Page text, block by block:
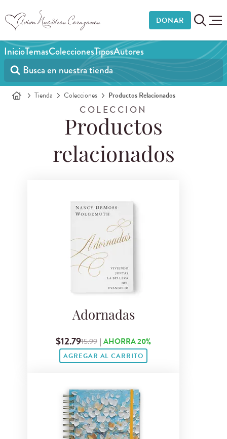
DONAR
InicioTemasColeccionesTiposAutores
Tienda Colecciones Productos Relacionados
COLECCION
Productos
relacionados
Adornadas
$12.7915.99 | AHORRA 20%
AGREGAR AL CARRITO